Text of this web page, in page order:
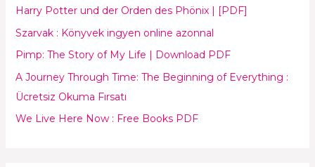
f
o
r
:
Harry Potter und der Orden des Phönix | [PDF]
Szarvak : Könyvek ingyen online azonnal
Pimp: The Story of My Life | Download PDF
A Journey Through Time: The Beginning of Everything :
Ücretsiz Okuma Fırsatı
We Live Here Now : Free Books PDF